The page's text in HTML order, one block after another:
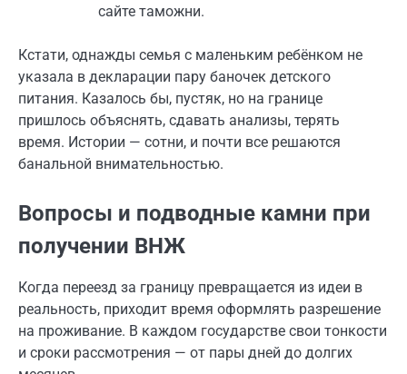
сайте таможни.
Кстати, однажды семья с маленьким ребёнком не
указала в декларации пару баночек детского
питания. Казалось бы, пустяк, но на границе
пришлось объяснять, сдавать анализы, терять
время. Истории — сотни, и почти все решаются
банальной внимательностью.
Вопросы и подводные камни при
получении ВНЖ
Когда переезд за границу превращается из идеи в
реальность, приходит время оформлять разрешение
на проживание. В каждом государстве свои тонкости
и сроки рассмотрения — от пары дней до долгих